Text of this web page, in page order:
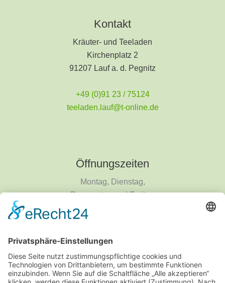
Kontakt
Kräuter- und Teeladen
Kirchenplatz 2
91207 Lauf a. d. Pegnitz
+49 (0)91 23 / 75124
teeladen.lauf@t-online.de
Öffnungszeiten
Montag, Dienstag,
Donnerstag und Freitag
9 - 14 Uhr